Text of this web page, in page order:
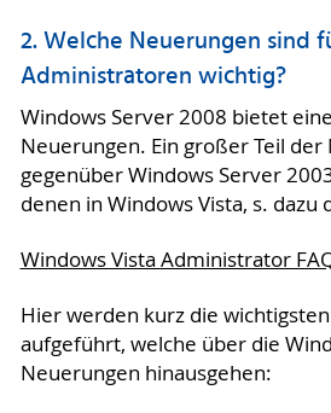
2. Welche Neuerungen sind
Administratoren wichtig?
Windows Server 2008 bietet
Neuerungen. Ein großer Teil der
gegenüber Windows Server
denen in Windows Vista, s. dazu
Windows Vista Administrator
Hier werden kurz die
aufgeführt, welche über die
Neuerungen hinausgehen: